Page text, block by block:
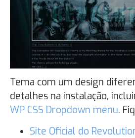
Tema com um design
detalhes na instalação,
WP CSS Dropdown menu.
Site Oficial do